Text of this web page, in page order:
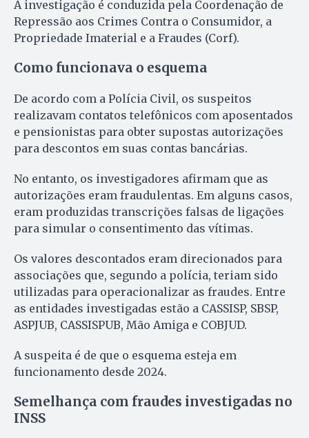
A investigação é conduzida pela Coordenação de
Repressão aos Crimes Contra o Consumidor, a
Propriedade Imaterial e a Fraudes (Corf).
Como funcionava o esquema
De acordo com a Polícia Civil, os suspeitos
realizavam contatos telefônicos com aposentados
e pensionistas para obter supostas autorizações
para descontos em suas contas bancárias.
No entanto, os investigadores afirmam que as
autorizações eram fraudulentas. Em alguns casos,
eram produzidas transcrições falsas de ligações
para simular o consentimento das vítimas.
Os valores descontados eram direcionados para
associações que, segundo a polícia, teriam sido
utilizadas para operacionalizar as fraudes. Entre
as entidades investigadas estão a CASSISP, SBSP,
ASPJUB, CASSISPUB, Mão Amiga e COBJUD.
A suspeita é de que o esquema esteja em
funcionamento desde 2024.
Semelhança com fraudes investigadas no
INSS